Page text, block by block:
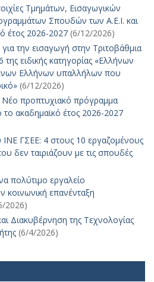
Τμημάτων, Εισαγωγικών
Σπουδών των Α.Ε.Ι. και
έτος 2026-2027 (6/12/2026)
την εισαγωγή στην Τριτοβάθμια
ειδικής κατηγορίας «Ελλήνων
Ελλήνων υπαλλήλων που
(6/12/2026)
Νέο προπτυχιακό πρόγραμμα
ακαδημαϊκό έτος 2026-2027
ΓΣΕΕ: 4 στους 10 εργαζομένους
δεν ταιριάζουν με τις σπουδές
πολύτιμο εργαλείο
κοινωνική επανένταξη
2026)
Διακυβέρνηση της Τεχνολογίας
(6/4/2026)